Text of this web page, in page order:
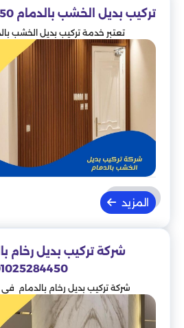
تركيب بديل الخشب بالدمام 01025284450 للايجار
تعتبر خدمة تركيب بديل الخشب
المزيد
شركة تركيب بديل رخام
شركة تركيب بديل رخام بالدمام في